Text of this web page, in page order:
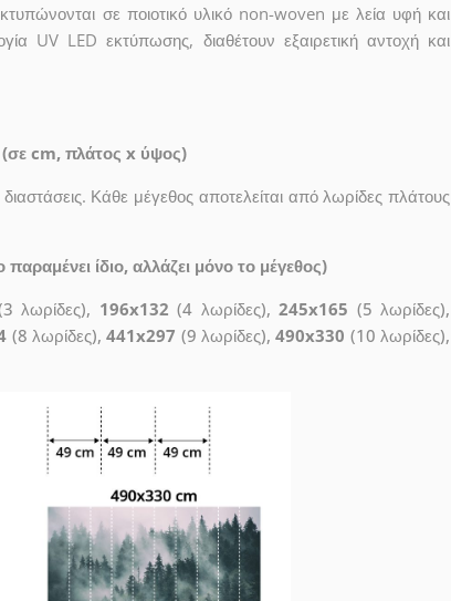
σε ποιοτικό υλικό non-woven με λεία υφή και
UV LED εκτύπωσης, διαθέτουν εξαιρετική αντοχή και
(σε cm, πλάτος x ύψος)
Κάθε μέγεθος αποτελείται από λωρίδες πλάτους
ίδιο, αλλάζει μόνο το μέγεθος)
λωρίδες), 196x132 (4 λωρίδες),245x165 (5 λωρίδες),
(8 λωρίδες),441x297 (9 λωρίδες),490x330 (10 λωρίδες),